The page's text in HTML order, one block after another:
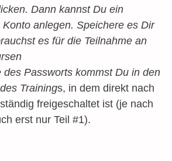
Dann kannst Du ein
anlegen. Speichere es Dir
es für die Teilnahme an
des Passworts kommst Du in den
Trainings, in dem direkt nach
freigeschaltet ist (je nach
erst nur Teil #1).